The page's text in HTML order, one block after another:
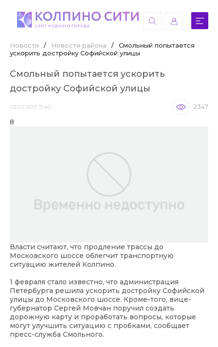
Новости / Новости района /
Смольный попытается
ускорить достройку Софийской улицы
Смольный попытается ускорить
достройку Софийской улицы
02.02.2017 11:40 2347
8
Власти считают, что продление трассы до
Московского шоссе облегчит транспортную
ситуацию жителей Колпино.
1 февраля стало известно, что администрация
Петербурга решила ускорить достройку Софийской
улицы до Московского шоссе. Кроме-того, вице-
губернатор Сергей Мовчан поручил создать
дорожную карту и проработать вопросы, которые
могут улучшить ситуацию с пробками, сообщает
пресс-служба Смольного.